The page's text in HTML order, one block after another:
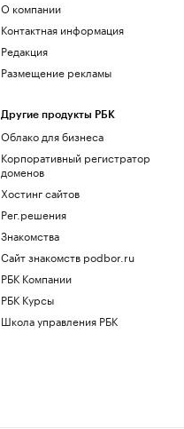
О компании
Контактная информация
Редакция
Размещение рекламы
Другие продукты РБК
Облако для бизнеса
Корпоративный регистратор
доменов
Хостинг сайтов
Рег.решения
Знакомства
Сайт знакомств podbor.ru
РБК Компании
РБК Курсы
Школа управления РБК